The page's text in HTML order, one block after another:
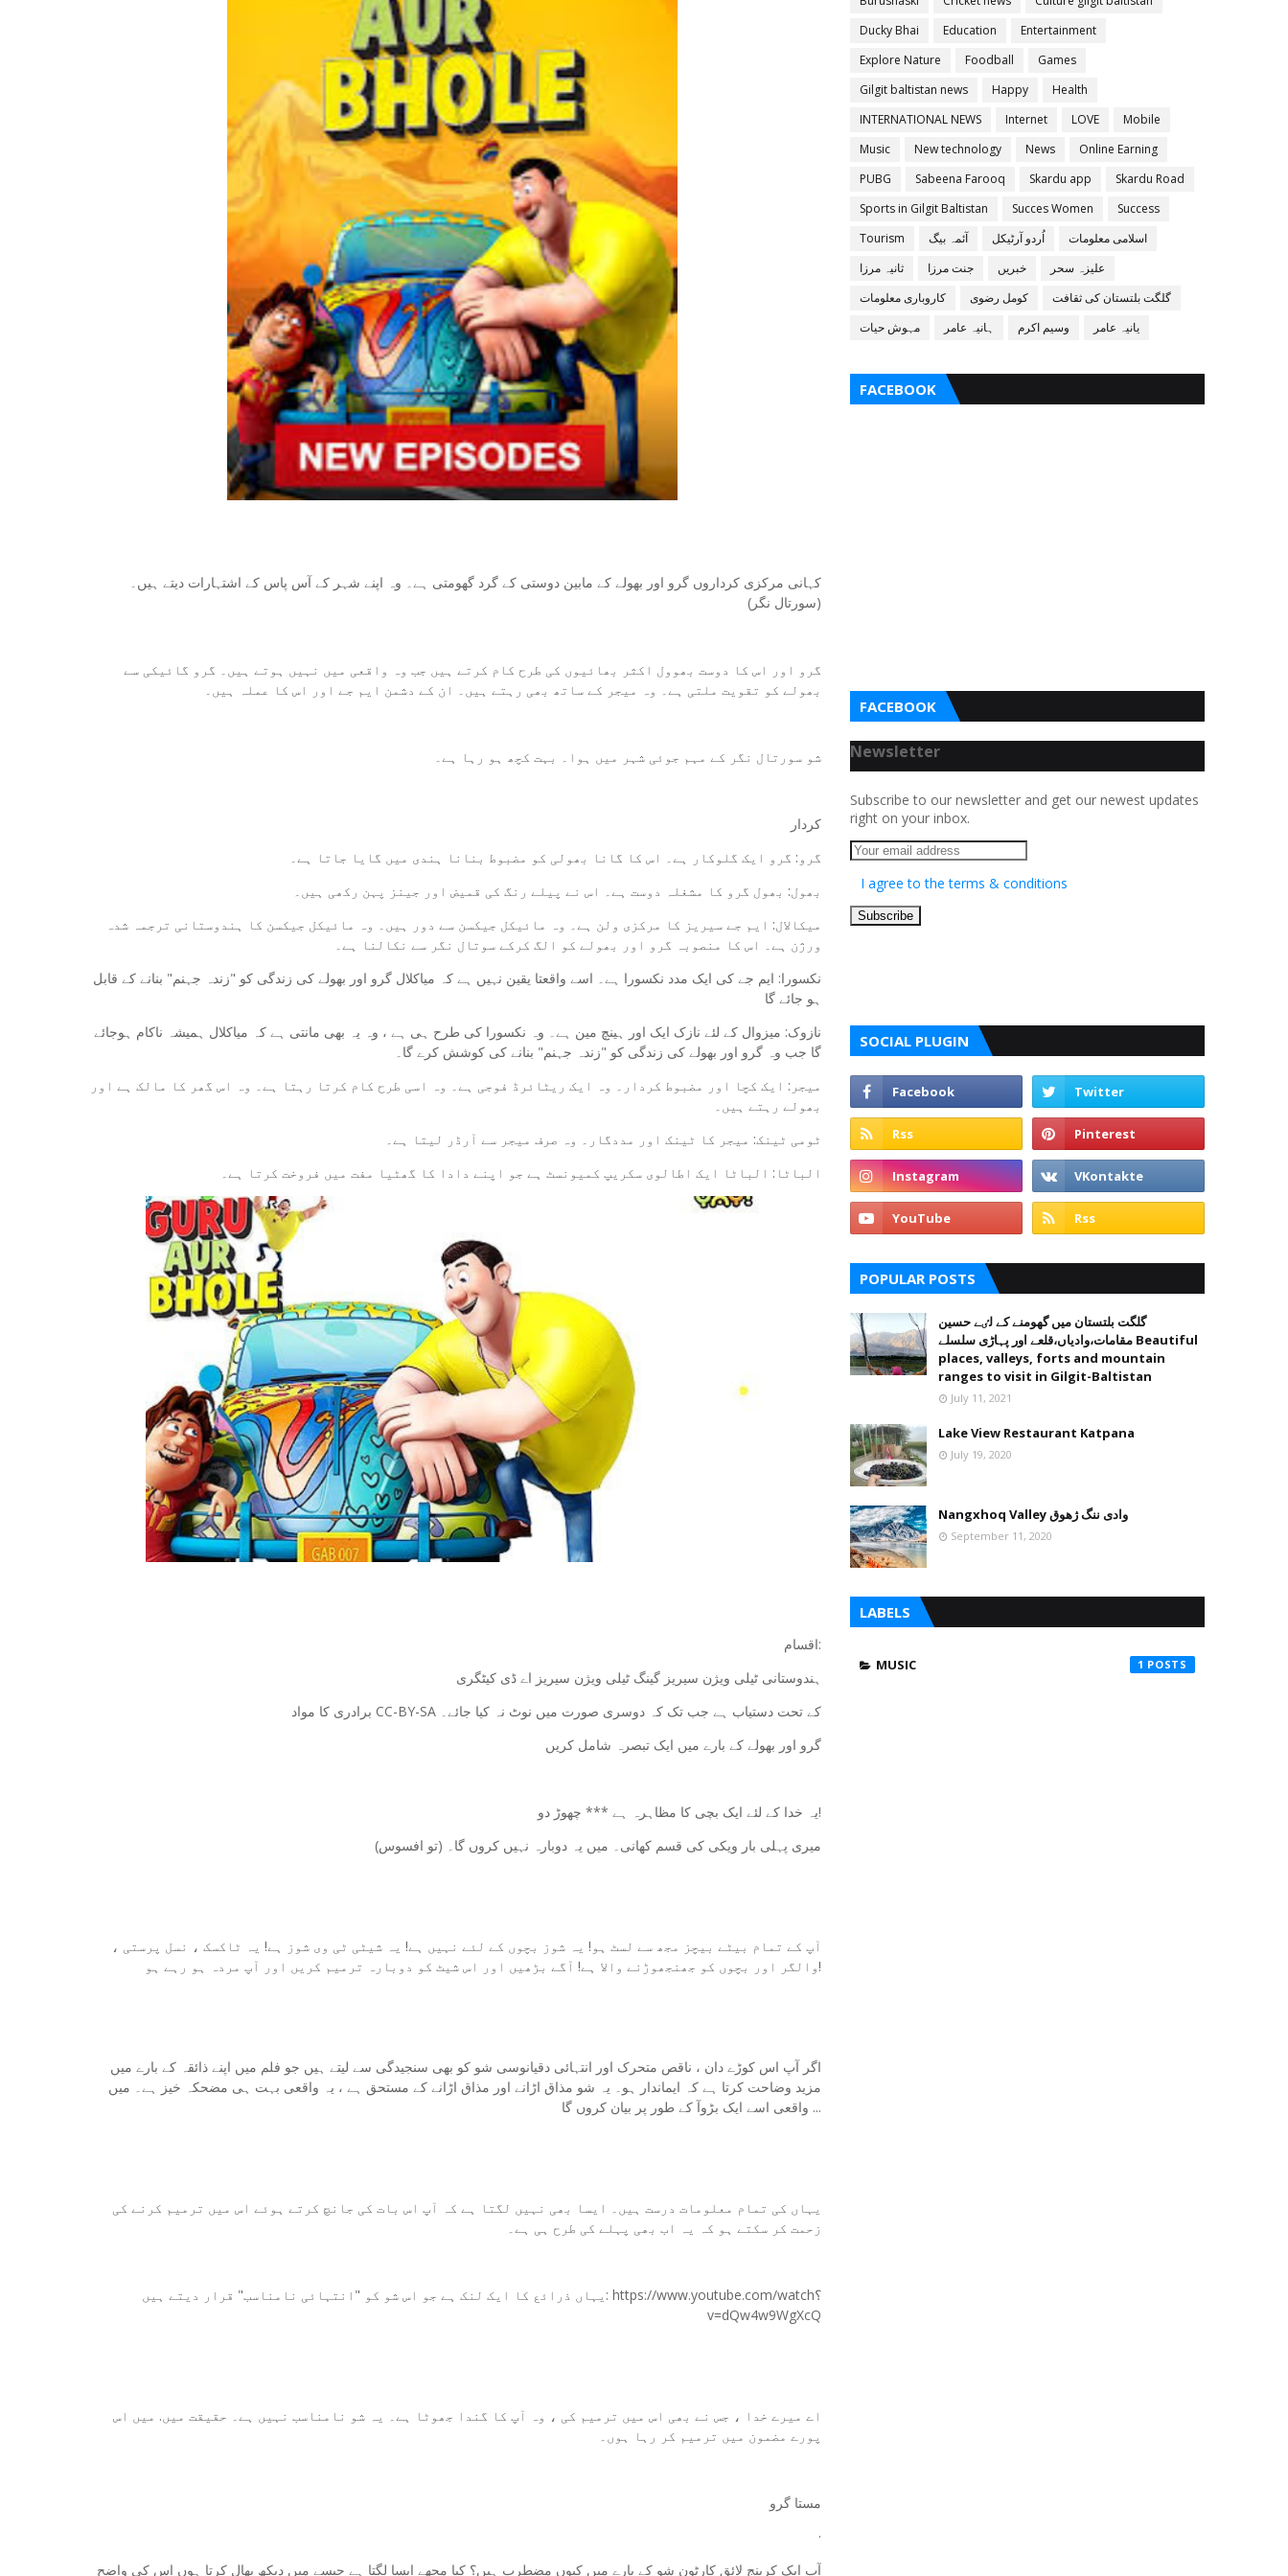
کہانی مرکزی کرداروں گرو اور بھولے کے مابین دوستی کے گرد گھومتی ہے۔ وہ اپنے شہر کے آس پاس کے اشتہارات دیتے ہیں۔
(سورتال نگر)
گرو اور اس کا دوست بھوول اکثر بھائیوں کی طرح کام کرتے ہیں جب وہ واقعی میں نہیں ہوتے ہیں۔ گرو گائیکی سے
بھولے کو تقویت ملتی ہے۔ وہ میجر کے ساتھ بھی رہتے ہیں۔ ان کے دشمن ایم جے اور اس کا عملہ ہیں۔
شو سورتال نگر کے مہم جوئی شہر میں ہوا۔ بہت کچھ ہو رہا ہے۔
کردار
گرو: گرو ایک گلوکار ہے۔ اس کا گانا بھولی کو مضبوط بنانا ہندی میں گایا جاتا ہے۔
بھول: بھول گرو کا مشغلہ دوست ہے۔ اس نے پیلے رنگ کی قمیض اور جینز پہن رکھی ہیں۔
میکالال: ایم جے سیریز کا مرکزی ولن ہے۔ وہ مائیکل جیکسن سے دور ہیں۔ وہ مائیکل جیکسن کا ہندوستانی ترجمہ شدہ
ورژن ہے۔ اس کا منصوبہ گرو اور بھولے کو الگ کرکے سوتال نگر سے نکالنا ہے۔
نکسورا: ایم جے کی ایک مدد نکسورا ہے۔ اسے واقعتا یقین نہیں ہے کہ میاکلال گرو اور بھولے کی زندگی کو "زندہ جہنم" بنانے کے قابل
ہو جائے گا
نازوک: میزوال کے لئے نازک ایک اور ہینچ مین ہے۔ وہ نکسورا کی طرح ہی ہے ، وہ یہ بھی مانتی ہے کہ میاکلال ہمیشہ ناکام ہوجائے
گا جب وہ گرو اور بھولے کی زندگی کو "زندہ جہنم" بنانے کی کوشش کرے گا۔
میجر: ایک کچا اور مضبوط کردار۔ وہ ایک ریٹائرڈ فوجی ہے۔ وہ اسی طرح کام کرتا رہتا ہے۔ وہ اس گھر کا مالک ہے اور
بھولے رہتے ہیں۔
ٹومی ٹینک: میجر کا ٹینک اور مددگار۔ وہ صرف میجر سے آرڈر لیتا ہے۔
الباٹا: الباٹا ایک اطالوی سکریپ کمیونسٹ ہے جو اپنے دادا کا گھٹیا مفت میں فروخت کرتا ہے۔
اقسام:
ہندوستانی ٹیلی ویژن سیریز گینگ ٹیلی ویژن سیریز اے ڈی کیٹگری
برادری کا مواد CC-BY-SA کے تحت دستیاب ہے جب تک کہ دوسری صورت میں نوٹ نہ کیا جائے۔
گرو اور بھولے کے بارے میں ایک تبصرہ شامل کریں
یہ خدا کے لئے ایک بچی کا مظاہرہ ہے *** چھوڑ دو!
(تو افسوس) میری پہلی بار ویکی کی قسم کھانی۔ میں یہ دوبارہ نہیں کروں گا۔
آپ کے تمام بیٹے بیچز مجھ سے لسٹ ہو! یہ شوز بچوں کے لئے نہیں ہے! یہ شیٹی ٹی وی شوز ہے! یہ ٹاکسک ، نسل پرستی ،
والگر اور بچوں کو جھنجھوڑنے والا ہے! آگے بڑھیں اور اس شیٹ کو دوبارہ ترمیم کریں اور آپ مردہ ہو رہے ہو!
اگر آپ اس کوڑے دان ، ناقص متحرک اور انتہائی دقیانوسی شو کو بھی سنجیدگی سے لیتے ہیں جو فلم میں اپنے ذائقہ کے بارے میں
مزید وضاحت کرتا ہے کہ ایماندار ہو۔ یہ شو مذاق اڑانے اور مذاق اڑانے کے مستحق ہے ، یہ واقعی بہت ہی مضحکہ خیز ہے۔ میں
واقعی اسے ایک بڑوآ کے طور پر بیان کروں گا ...
یہاں کی تمام معلومات درست ہیں۔ ایسا بھی نہیں لگتا ہے کہ آپ اس بات کی جانچ کرتے ہوئے اس میں ترمیم کرنے کی
زحمت کر سکتے ہو کہ یہ اب بھی پہلے کی طرح ہی ہے۔
یہاں ذرائع کا ایک لنک ہے جو اس شو کو "انتہائی نامناسب" قرار دیتے ہیں: https://www.youtube.com/watch؟
v=dQw4w9WgXcQ
اے میرے خدا ، جس نے بھی اس میں ترمیم کی ، وہ آپ کا گندا جھوٹا ہے۔ یہ شو نامناسب نہیں ہے۔ حقیقت میں. میں اس
پورے مضمون میں ترمیم کر رہا ہوں۔
مستا گرو
·
آپ ایک کرینج لائق کارٹون شو کے بارے میں کیوں مضطرب ہیں؟ کیا مجھے ایسا لگتا ہے جیسے میں دیکھ بھال کرتا ہوں اس کی واضح
Ducky Bhai
Education
Entertainment
Explore Nature
Foodball
Games
Gilgit baltistan news
Happy
Health
INTERNATIONAL NEWS
Internet LOVE
Mobile
Music
New technology News
Online Earning
PUBG
Sabeena Farooq Skardu app
Skardu Road
Sports in Gilgit Baltistan
Succes Women
Success
Tourism
آئمہ بیگ اُردو آرٹیکل
اسلامی معلومات
ثانیہ مرزا
جنت مرزا خبریں
علیزہ سحر
کاروباری معلومات
کومل رضوی
گلگت بلتستان کی ثقافت
مہوش حیات
ہانیہ عامر وسیم اکرم یانیہ عامر
FACEBOOK
FACEBOOK
Newsletter
Subscribe to our newsletter and get our newest updates
right on your inbox.
I agree to the terms & conditions
SOCIAL PLUGIN
POPULAR POSTS
گلگت بلتستان میں گھومنے کے لٸے حسین
مقامات،وادیاں،قلعے اور پہاڑی سلسلے Beautiful
places, valleys, forts and mountain
ranges to visit in Gilgit-Baltistan
July 11, 2021
Lake View Restaurant Katpana
July 19, 2020
Nangxhoq Valley وادی ننگ ژھوق
September 11, 2020
LABELS
MUSIC 1